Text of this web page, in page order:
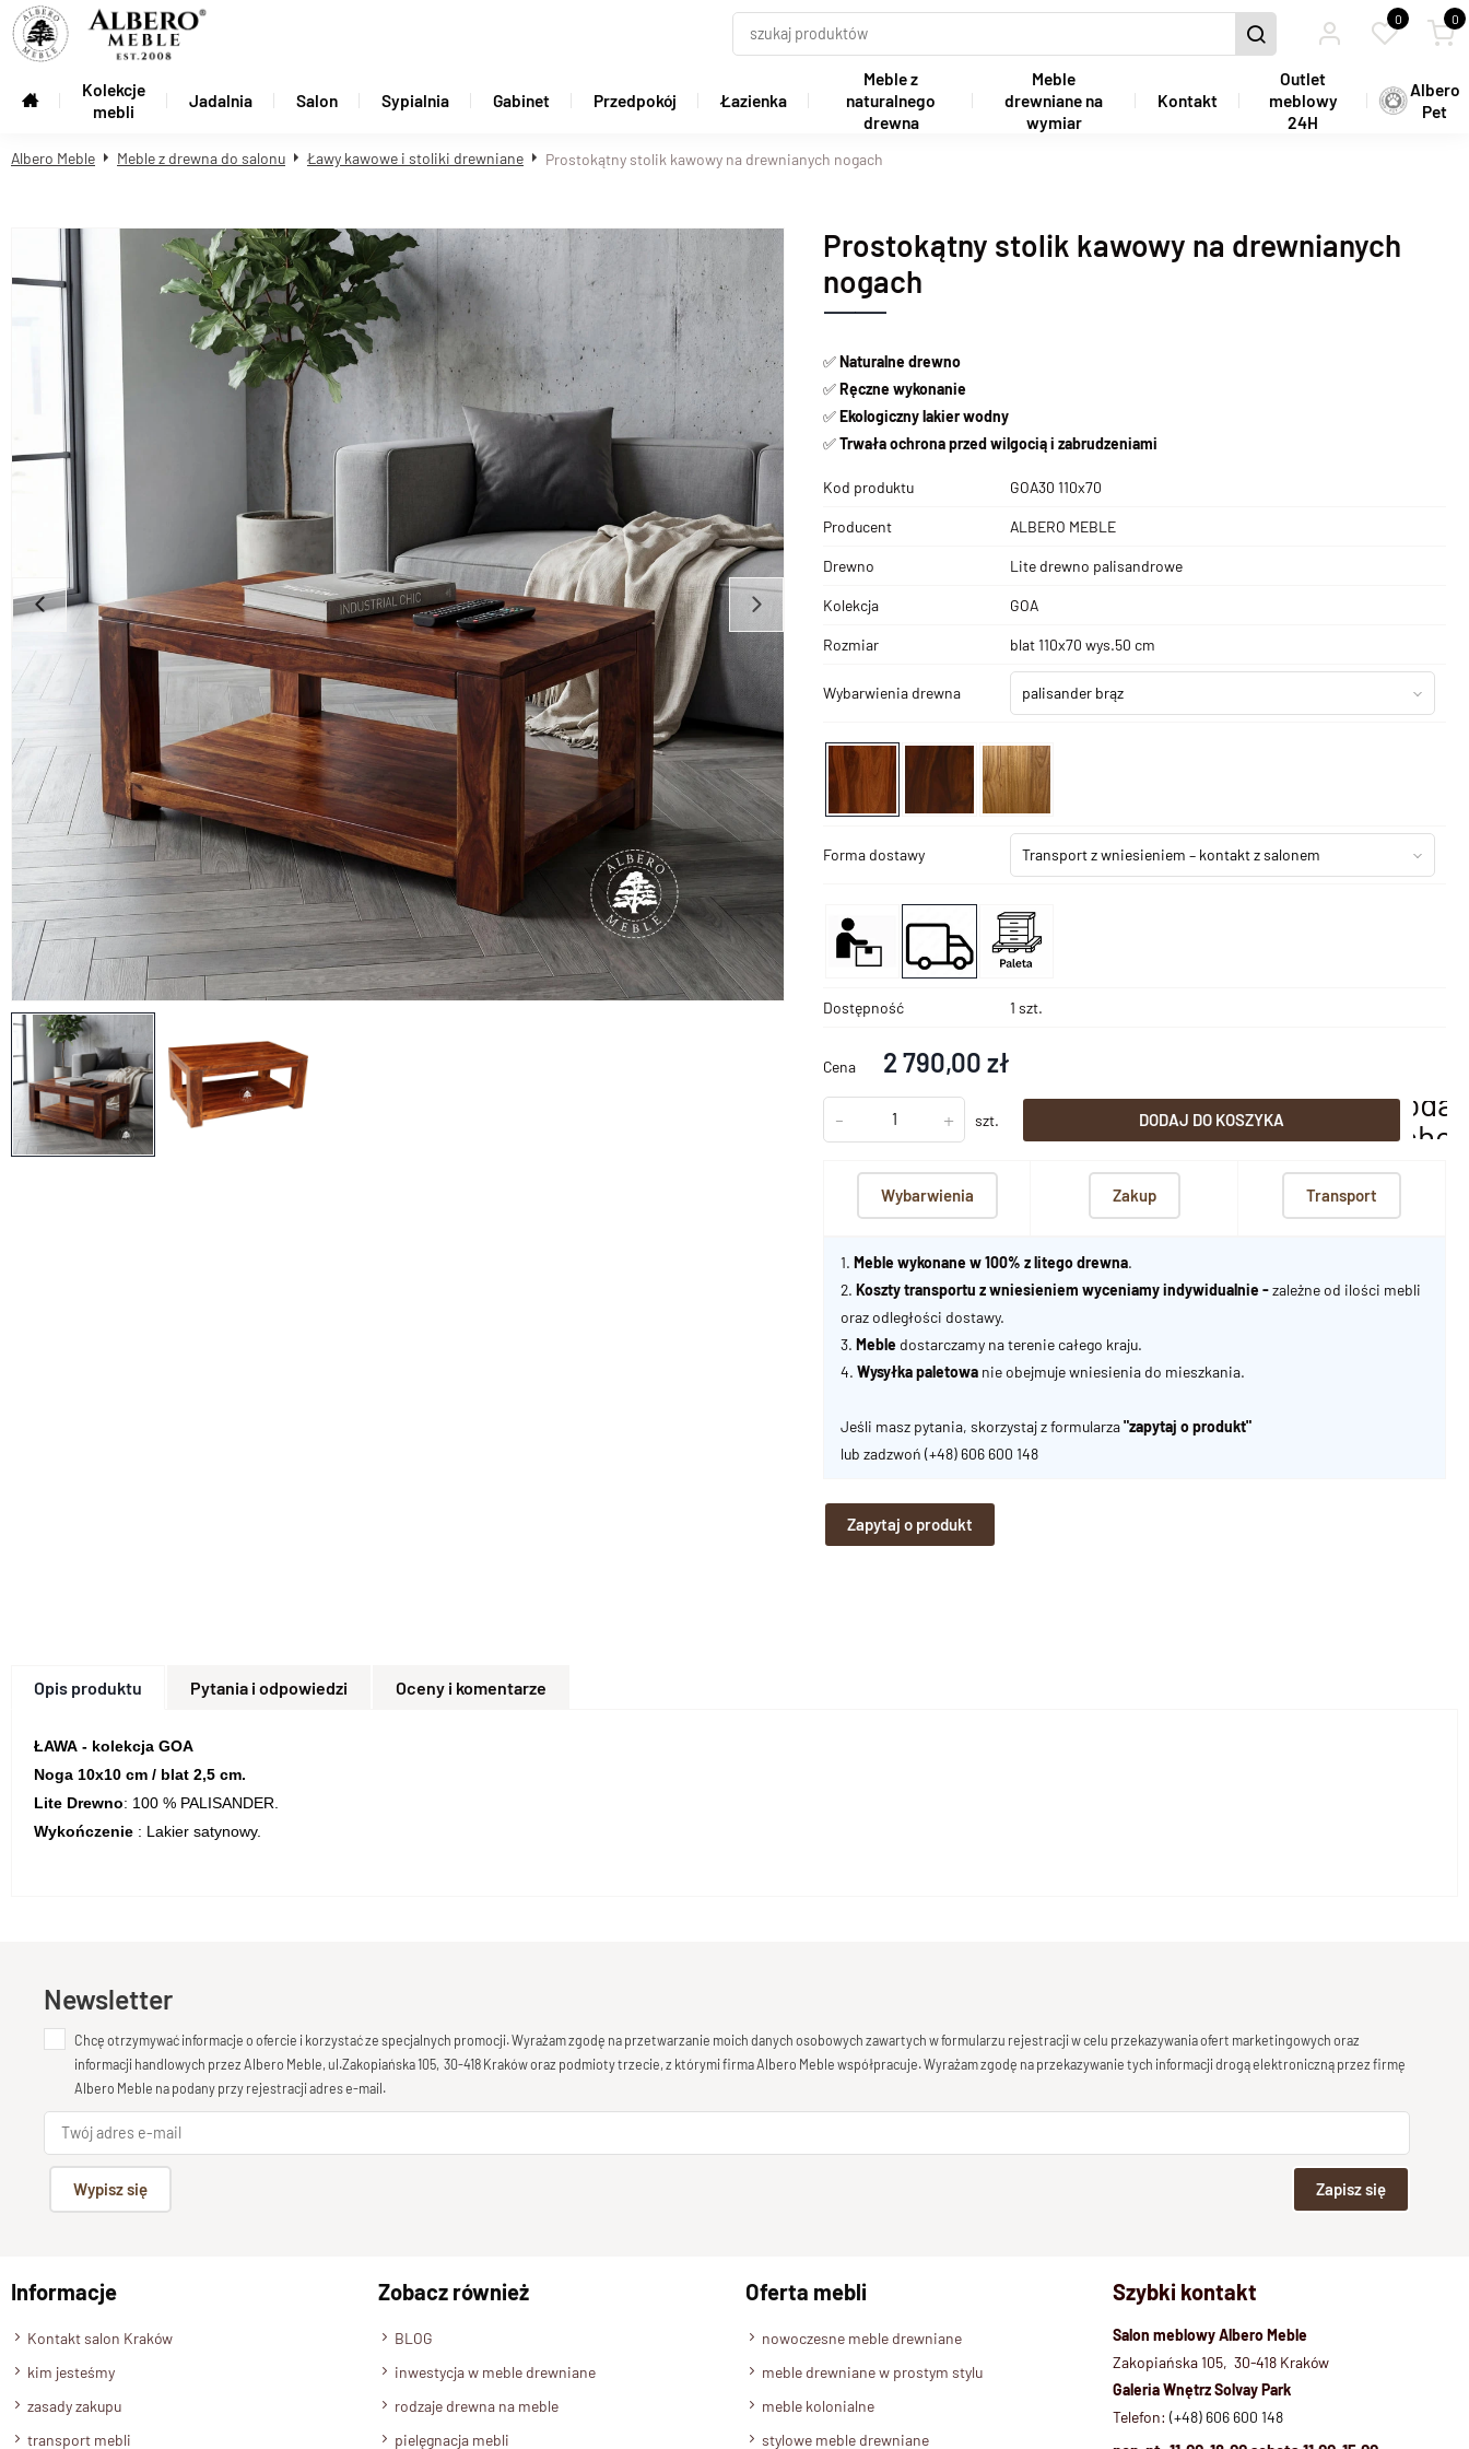
0 0
Kolekcje
mebli
Jadalnia Salon Sypialnia Gabinet Przedpokój Łazienka
Meble z
naturalnego
drewna
Meble
drewniane na
wymiar
Kontakt
Outlet
meblowy
24H
Albero
Pet
Albero Meble Meble z drewna do salonu Ławy kawowe i stoliki drewniane Prostokątny stolik kawowy na drewnianych nogach
Prostokątny stolik kawowy na drewnianych
nogach
✅Naturalne drewno
✅Ręczne wykonanie
✅Ekologiczny lakier wodny
✅Trwała ochrona przed wilgocią i zabrudzeniami
Kod produktu GOA30 110x70
Producent ALBERO MEBLE
Drewno Lite drewno palisandrowe
Kolekcja GOA
Rozmiar blat 110x70 wys.50 cm
Wybarwienia drewna palisander brąz
Forma dostawy Transport z wniesieniem – kontakt z salonem
Dostępność 1 szt.
Cena 2 790,00 zł
- + szt. DODAJ DO KOSZYKA
dodaj
Wybarwienia Zakup Transport
1.Meble wykonane w 100% z litego drewna.
2.Koszty transportu z wniesieniem wyceniamy indywidualnie -zależne od ilości mebli
oraz odległości dostawy.
3.Meble dostarczamy na terenie całego kraju.
4.Wysyłka paletowa nie obejmuje wniesienia do mieszkania.
Jeśli masz pytania, skorzystaj z formularza"zapytaj o produkt"
lub zadzwoń(+48) 606 600 148
Zapytaj o produkt
Opis produktu Pytania i odpowiedzi Oceny i komentarze
ŁAWA - kolekcja GOA
Noga 10x10 cm / blat 2,5 cm.
Lite Drewno: 100 % PALISANDER.
Wykończenie : Lakier satynowy.
Newsletter
Chcę otrzymywać informacje o ofercie i korzystać ze specjalnych promocji. Wyrażam zgodę na przetwarzanie moich danych osobowych zawartych w formularzu rejestracji w celu przekazywania ofert marketingowych oraz
informacji handlowych przez Albero Meble, ul.Zakopiańska 105, 30-418 Kraków oraz podmioty trzecie, z którymi firma Albero Meble współpracuje. Wyrażam zgodę na przekazywanie tych informacji drogą elektroniczną przez firmę
Albero Meble na podany przy rejestracji adres e-mail.
Wypisz się Zapisz się
Informacje
Kontakt salon Kraków
kim jesteśmy
zasady zakupu
transport mebli
Zobacz również
BLOG
inwestycja w meble drewniane
rodzaje drewna na meble
pielęgnacja mebli
Oferta mebli
nowoczesne meble drewniane
meble drewniane w prostym stylu
meble kolonialne
stylowe meble drewniane
Szybki kontakt
Salon meblowy Albero Meble
Zakopiańska 105, 30-418 Kraków
Galeria Wnętrz Solvay Park
Telefon: (+48) 606 600 148